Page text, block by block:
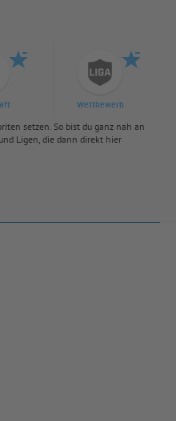
Wettbewerb
setzen. So bist du ganz nah an
Ligen, die dann direkt hier